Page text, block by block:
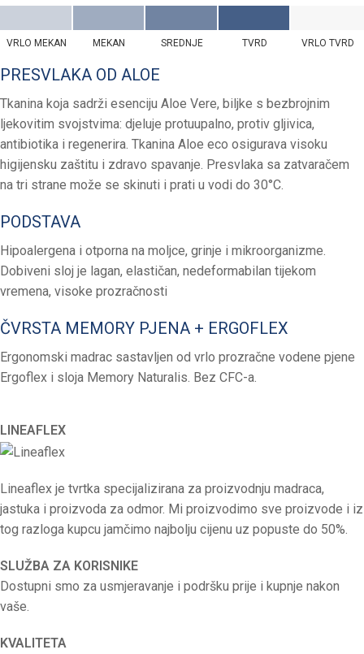
VRLO MEKAN MEKAN SREDNJE TVRD VRLO TVRD
PRESVLAKA OD ALOE
Tkanina koja sadrži esenciju Aloe Vere, biljke s bezbrojnim
ljekovitim svojstvima: djeluje protuupalno, protiv gljivica,
antibiotika i regenerira. Tkanina Aloe eco osigurava visoku
higijensku zaštitu i zdravo spavanje. Presvlaka sa zatvaračem
na tri strane može se skinuti i prati u vodi do 30°C.
PODSTAVA
Hipoalergena i otporna na moljce, grinje i mikroorganizme.
Dobiveni sloj je lagan, elastičan, nedeformabilan tijekom
vremena, visoke prozračnosti
ČVRSTA MEMORY PJENA + ERGOFLEX
Ergonomski madrac sastavljen od vrlo prozračne vodene pjene
Ergoflex i sloja Memory Naturalis. Bez CFC-a.
LINEAFLEX
Lineaflex je tvrtka specijalizirana za proizvodnju madraca,
jastuka i proizvoda za odmor. Mi proizvodimo sve proizvode i iz
tog razloga kupcu jamčimo najbolju cijenu uz popuste do 50%.
SLUŽBA ZA KORISNIKE
Dostupni smo za usmjeravanje i podršku prije i kupnje nakon
vaše.
KVALITETA